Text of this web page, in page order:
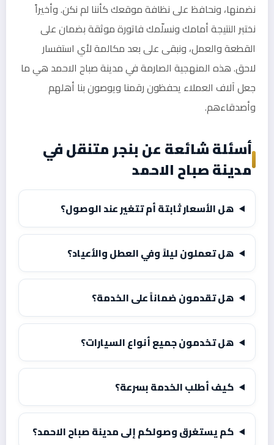
نضمنها، ونحافظ على نظافة موقعك كأننا لم نكن. وأخيراً
نختبر النتيجة أمامك ونسلّمك فاتورة موثقة بضمان على
القطعة والعمل، ونبقى على بعد مكالمة لأي استفسار
لاحق. هذه المنهجية الصارمة في مدينة صباح الاحمد هي ما
جعل آلاف العملاء يحفظون رقمنا ويوصون بنا أهلهم
وأصدقاءهم.
أسئلة شائعة عن بنجر متنقل في
مدينة صباح الاحمد
هل الأسعار ثابتة أم تتغير عند الوصول؟
هل تعملون ليلاً وفي العطل والأعياد؟
هل تقدمون ضماناً على الخدمة؟
هل تخدمون جميع أنواع السيارات؟
كيف أطلب الخدمة بسرعة؟
كم يستغرق وصولكم إلى مدينة صباح الاحمد؟